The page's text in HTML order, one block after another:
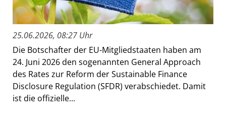
25.06.2026, 08:27 Uhr
Die Botschafter der EU-Mitgliedstaaten haben am
24. Juni 2026 den sogenannten General Approach
des Rates zur Reform der Sustainable Finance
Disclosure Regulation (SFDR) verabschiedet. Damit
ist die offizielle...